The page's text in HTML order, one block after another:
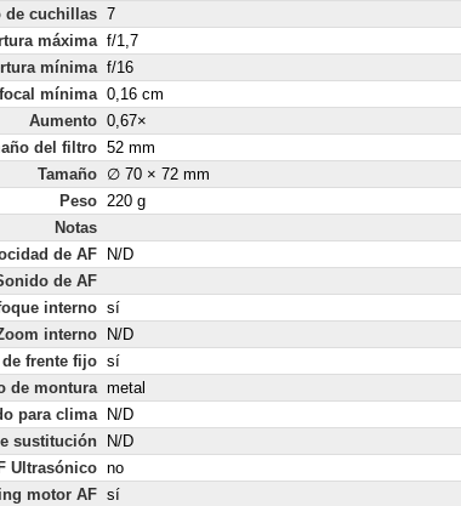
de cuchillas 7
máxima f/1,7
mínima f/16
mínima 0,16 cm
Aumento 0,67×
del filtro 52 mm
Tamaño ∅ 70 × 72 mm
Peso 220 g
Notas
de AF
N/D
de AF
interno sí
interno
N/D
de frente fijo sí
de montura metal
para clima
N/D
sustitución
N/D
Ultrasónico no
motor AF sí